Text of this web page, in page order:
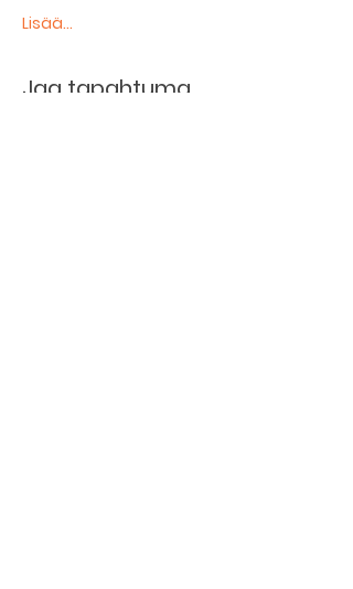
Lisää...
Jaa tapahtuma